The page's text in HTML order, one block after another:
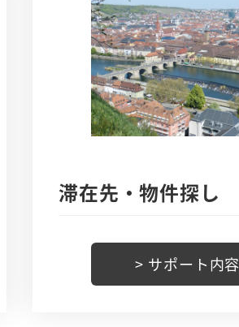
滞在先・物件探し
> サポート内容